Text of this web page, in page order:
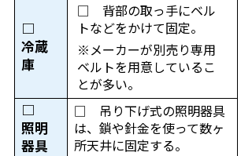
□
冷蔵
庫
□ 背部の取っ手にベル
トなどをかけて固定。
※メーカーが別売り専用
ベルトを用意しているこ
とが多い。
□
照明
器具
□ 吊り下げ式の照明器具
は、鎖や針金を使って数ヶ
所天井に固定する。